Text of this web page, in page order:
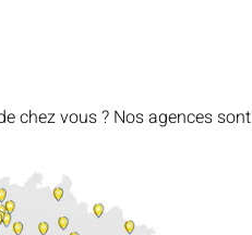
chez vous ? Nos agences sont